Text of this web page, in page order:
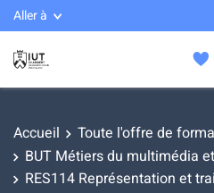
Aller à
Accueil Toute l'offre de
BUT Métiers du multimédia
RES114 Représentation et